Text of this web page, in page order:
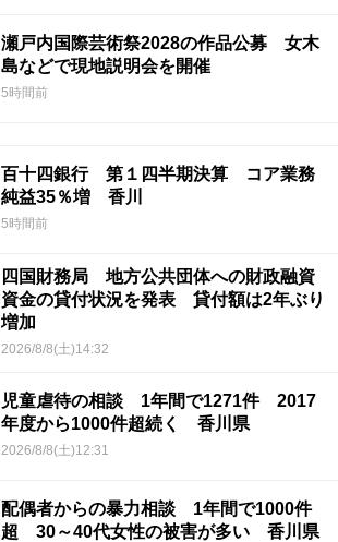
瀬戸内国際芸術祭2028の作品公募 女木
島などで現地説明会を開催
5時間前
百十四銀行 第１四半期決算 コア業務
純益35％増 香川
5時間前
四国財務局 地方公共団体への財政融資
資金の貸付状況を発表 貸付額は2年ぶり
増加
2026/8/8(土)14:32
児童虐待の相談 1年間で1271件 2017
年度から1000件超続く 香川県
2026/8/8(土)12:31
配偶者からの暴力相談 1年間で1000件
超 30～40代女性の被害が多い 香川県